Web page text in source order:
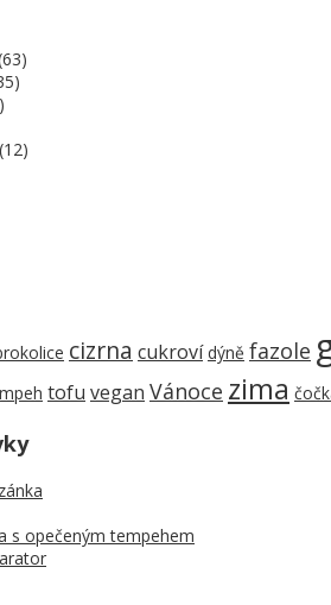
(12)
cizrna cukroví dýně fazole
tofu vegan Vánoce zima
s opečeným tempehem